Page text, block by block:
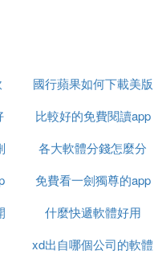
橫雙門架
楞橫向主肋豎向有次肋
國行蘋果如何下載美版
軟體
比較好的免費閱讀app
各大軟體分錢怎麼分
免費看一劍獨尊的app
什麼快遞軟體好用
xd出自哪個公司的軟體